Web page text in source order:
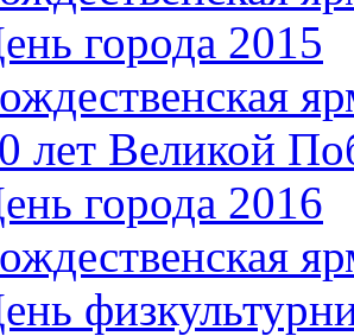
города 2015
лет Великой
города 2016